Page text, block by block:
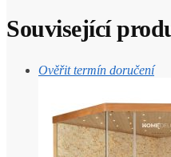
Související
Ověřit termín doručení